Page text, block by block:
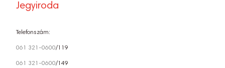
Jegyiroda
Telefonszám:
061 321-0600/119
061 321-0600/149